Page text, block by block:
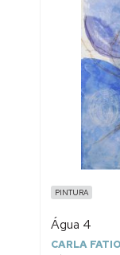
PINTURA
Água 4
CARLA FATIO